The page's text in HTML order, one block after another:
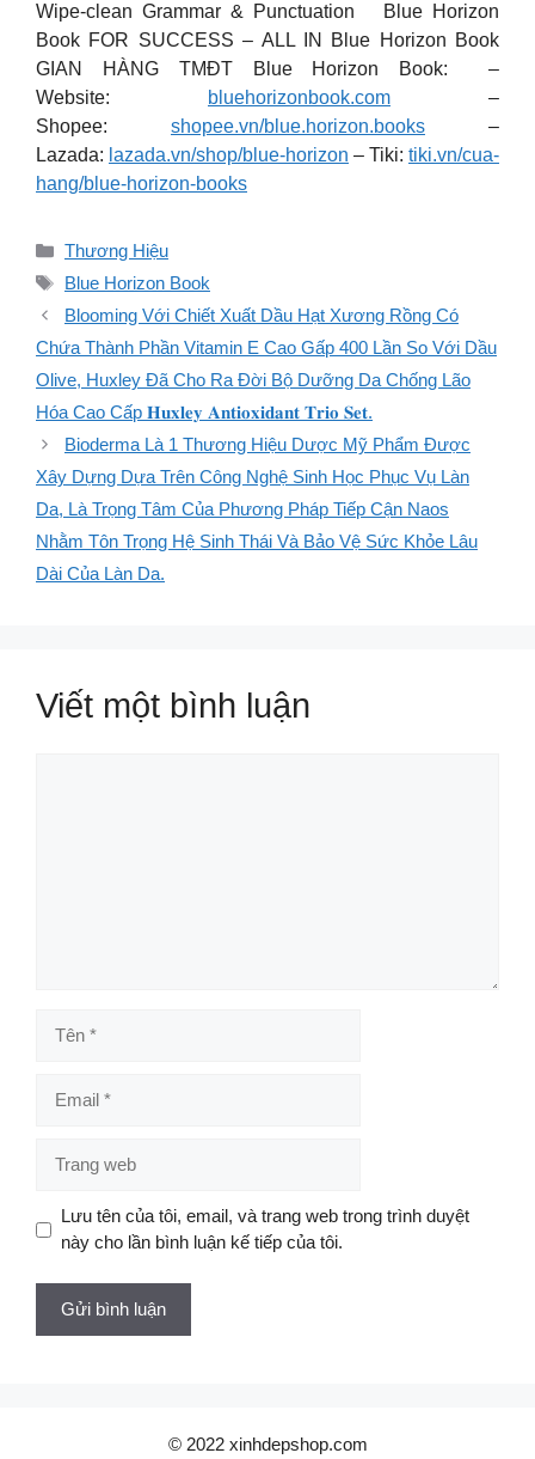
Wipe-clean Grammar & Punctuation Blue Horizon
Book FOR SUCCESS – ALL IN Blue Horizon Book
GIAN HÀNG TMĐT Blue Horizon Book: –
Website:
bluehorizonbook.com –
Shopee: shopee.vn/blue.horizon.books –
Lazada: lazada.vn/shop/blue-horizon – Tiki: tiki.vn/cua-
hang/blue-horizon-books
Danh
mục
Thương Hiệu
Thẻ
Blue Horizon Book
Blooming Với Chiết Xuất Dầu Hạt Xương Rồng Có
Chứa Thành Phần Vitamin E Cao Gấp 400 Lần So Với Dầu
Olive, Huxley Đã Cho Ra Đời Bộ Dưỡng Da Chống Lão
Hóa Cao Cấp 𝐇𝐮𝐱𝐥𝐞𝐲 𝐀𝐧𝐭𝐢𝐨𝐱𝐢𝐝𝐚𝐧𝐭 𝐓𝐫𝐢𝐨 𝐒𝐞𝐭.
Bioderma Là 1 Thương Hiệu Dược Mỹ Phẩm Được
Xây Dựng Dựa Trên Công Nghệ Sinh Học Phục Vụ Làn
Da, Là Trọng Tâm Của Phương Pháp Tiếp Cận Naos
Nhằm Tôn Trọng Hệ Sinh Thái Và Bảo Vệ Sức Khỏe Lâu
Dài Của Làn Da.
Viết một bình luận
web
Lưu tên của tôi, email, và trang web trong trình duyệt
này cho lần bình luận kế tiếp của tôi.
© 2022 xinhdepshop.com